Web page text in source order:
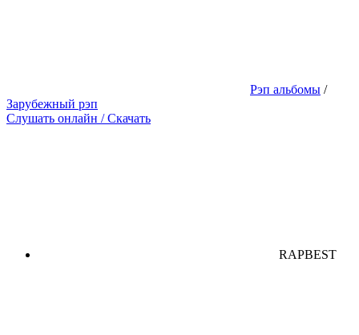
Рэп альбомы /
Зарубежный рэп
Слушать онлайн / Скачать
RAPBEST